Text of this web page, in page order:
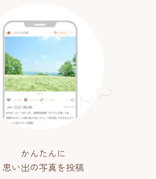
かんたんに
思い出の写真を投稿